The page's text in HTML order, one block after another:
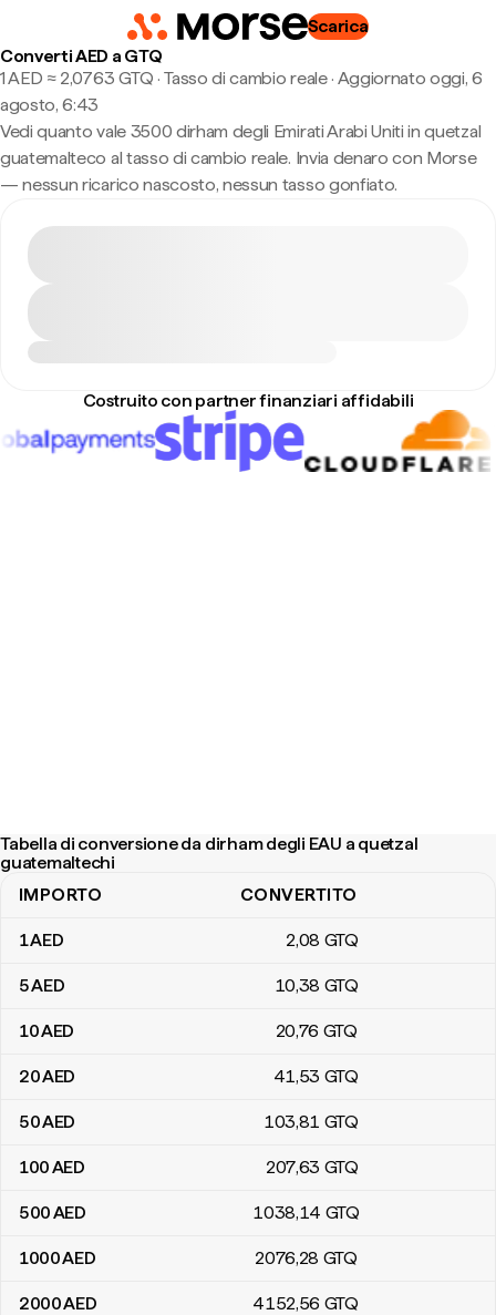
Scarica
Converti AED a GTQ
1 AED ≈ 2,0763 GTQ · Tasso di cambio reale· Aggiornato oggi, 6
agosto, 6:43
Vedi quanto vale 3500 dirham degli Emirati Arabi Uniti in quetzal
guatemalteco al tasso di cambio reale. Invia denaro con Morse
— nessun ricarico nascosto, nessun tasso gonfiato.
Costruito con partner finanziari affidabili
Tabella di conversione da dirham degli EAU a quetzal
guatemaltechi
Tabella di conversione da dirham degli EAU a quetzal
IMPORTO CONVERTITO
1AED 2,08 GTQ
5AED 10,38 GTQ
10AED 20,76 GTQ
20AED 41,53 GTQ
50AED 103,81 GTQ
100AED 207,63 GTQ
500AED 1038,14 GTQ
1000AED 2076,28 GTQ
2000AED 4152,56 GTQ